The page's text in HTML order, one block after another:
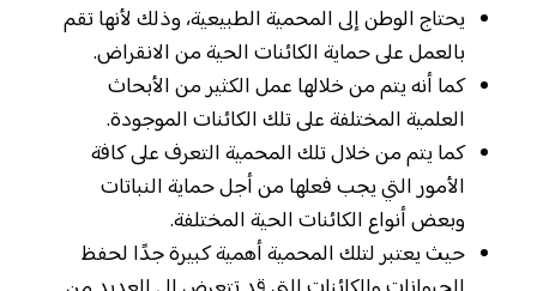
يحتاج الوطن إلى المحمية الطبيعية، وذلك لأنها تقم
بالعمل على حماية الكائنات الحية من الانقراض.
كما أنه يتم من خلالها عمل الكثير من الأبحاث
العلمية المختلفة على تلك الكائنات الموجودة.
كما يتم من خلال تلك المحمية التعرف على كافة
الأمور التي يجب فعلها من أجل حماية النباتات
وبعض أنواع الكائنات الحية المختلفة.
حيث يعتبر لتلك المحمية أهمية كبيرة جدًا لحفظ